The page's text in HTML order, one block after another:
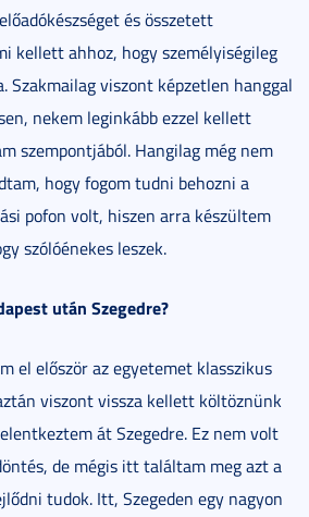
és összetett
kellett ahhoz, hogy személyiségileg
Szakmailag viszont képzetlen hanggal
nekem leginkább ezzel kellett
szempontjából. Hangilag még nem
hogy fogom tudni behozni a
pofon volt, hiszen arra készültem
szólóénekes leszek.
után Szegedre?
el először az egyetemet klasszikus
viszont vissza kellett költöznünk
át Szegedre. Ez nem volt
de mégis itt találtam meg azt a
tudok. Itt, Szegeden egy nagyon